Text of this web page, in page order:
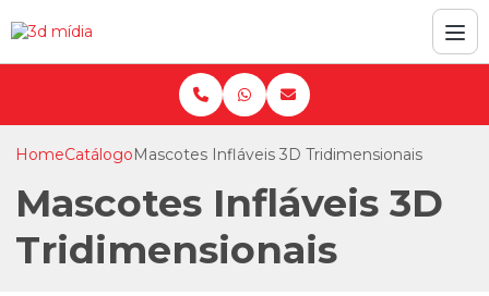
HomeCatálogoMascotes Infláveis 3D Tridimensionais
Mascotes Infláveis 3D
Tridimensionais